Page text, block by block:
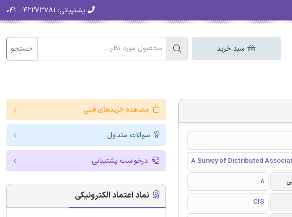
پشتیبانی:
سبد خرید جستجو
A Survey of Distributed
8
CIS
مشاهده خریدهای قبلی
سوالات متداول
درخواست پشتیبانی
نماد اعتماد الکترونیکی